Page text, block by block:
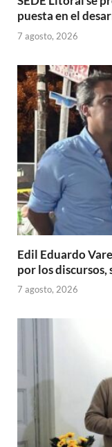
puesta en el
7 agosto, 2026
Edil Eduardo
por los discursos,
7 agosto, 2026